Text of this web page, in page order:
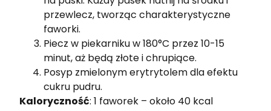
przewlecz, tworząc charakterystyczne
faworki.
Piecz w piekarniku w 180°C przez 10-15
minut, aż będą złote i chrupiące.
Posyp zmielonym erytrytolem dla efektu
cukru pudru.
Kaloryczność: 1 faworek – około 40 kcal